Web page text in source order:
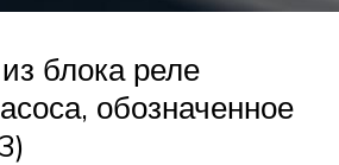
блока реле
обозначенное